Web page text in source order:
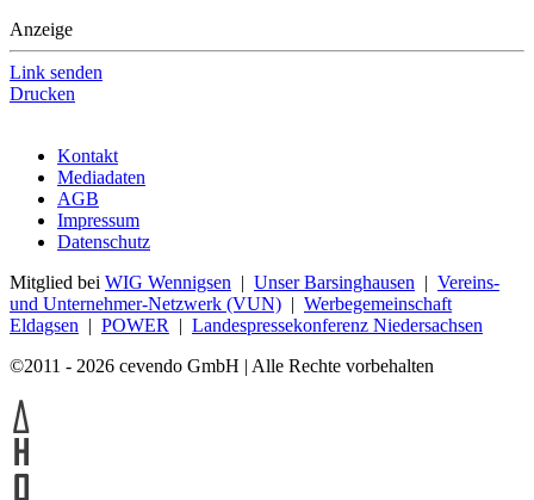
Anzeige
Link senden
Drucken
Kontakt
Mediadaten
AGB
Impressum
Datenschutz
Mitglied bei WIG Wennigsen | Unser Barsinghausen | Vereins-
und Unternehmer-Netzwerk (VUN) | Werbegemeinschaft
Eldagsen | POWER | Landespressekonferenz Niedersachsen
©2011 - 2026 cevendo GmbH | Alle Rechte vorbehalten